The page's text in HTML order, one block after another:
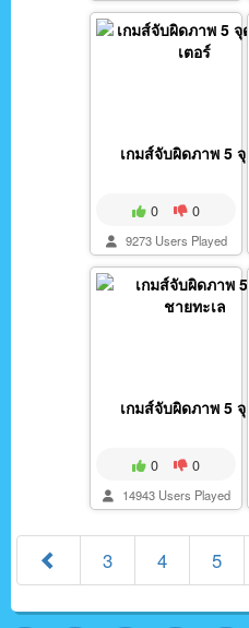
เกมส์จับผิดภาพ 5 จุด
0 0
9273 Users Played
เกมส์จับผิดภาพ 5
0 0
14943 Users Played
3 4 5